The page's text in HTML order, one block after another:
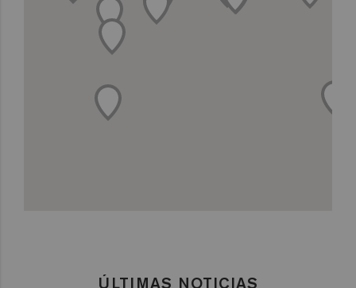
ÚLTIMAS NOTICIAS